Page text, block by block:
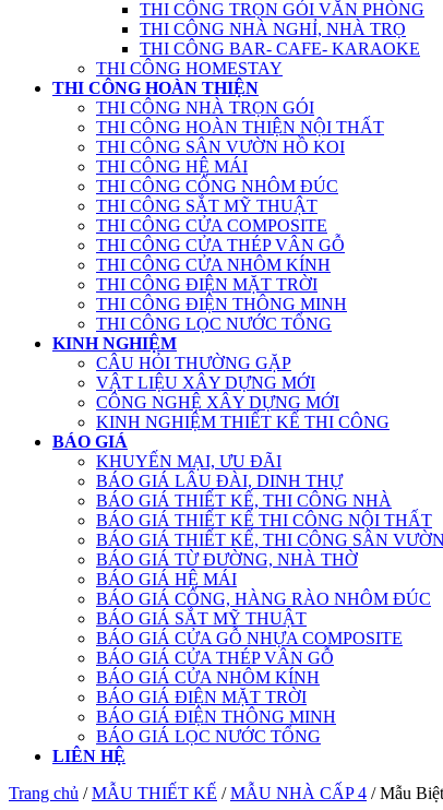
THI CÔNG TRỌN GÓI VĂN PHÒNG
THI CÔNG NHÀ NGHỈ, NHÀ TRỌ
THI CÔNG BAR- CAFE- KARAOKE
THI CÔNG HOMESTAY
THI CÔNG HOÀN THIỆN
THI CÔNG NHÀ TRỌN GÓI
THI CÔNG HOÀN THIỆN NỘI THẤT
THI CÔNG SÂN VƯỜN HỒ KOI
THI CÔNG HỆ MÁI
THI CÔNG CỔNG NHÔM ĐÚC
THI CÔNG SẮT MỸ THUẬT
THI CÔNG CỬA COMPOSITE
THI CÔNG CỬA THÉP VÂN GỖ
THI CÔNG CỬA NHÔM KÍNH
THI CÔNG ĐIỆN MẶT TRỜI
THI CÔNG ĐIỆN THÔNG MINH
THI CÔNG LỌC NƯỚC TỔNG
KINH NGHIỆM
CÂU HỎI THƯỜNG GẶP
VẬT LIỆU XÂY DỰNG MỚI
CÔNG NGHỆ XÂY DỰNG MỚI
KINH NGHIỆM THIẾT KẾ THI CÔNG
BÁO GIÁ
KHUYẾN MẠI, ƯU ĐÃI
BÁO GIÁ LÂU ĐÀI, DINH THỰ
BÁO GIÁ THIẾT KẾ, THI CÔNG NHÀ
BÁO GIÁ THIẾT KẾ THI CÔNG NỘI THẤT
BÁO GIÁ THIẾT KẾ, THI CÔNG SÂN VƯỜN
BÁO GIÁ TỪ ĐƯỜNG, NHÀ THỜ
BÁO GIÁ HỆ MÁI
BÁO GIÁ CỔNG, HÀNG RÀO NHÔM ĐÚC
BÁO GIÁ SẮT MỸ THUẬT
BÁO GIÁ CỬA GỖ NHỰA COMPOSITE
BÁO GIÁ CỬA THÉP VÂN GỖ
BÁO GIÁ CỬA NHÔM KÍNH
BÁO GIÁ ĐIỆN MẶT TRỜI
BÁO GIÁ ĐIỆN THÔNG MINH
BÁO GIÁ LỌC NƯỚC TỔNG
LIÊN HỆ
Trang chủ /MẪU THIẾT KẾ /MẪU NHÀ CẤP 4 / Mẫu